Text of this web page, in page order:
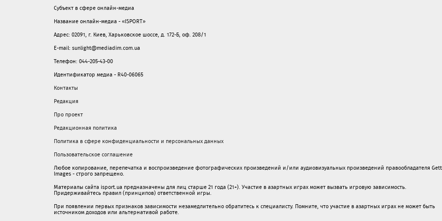
Субъект в сфере онлайн-медиа
Название онлайн-медиа - «ISPORT»
Адрес: 02091, г. Киев, Харьковское шоссе, д. 172-Б, оф. 208/1
E-mail: sunlight@mediadim.com.ua
Телефон: 044-205-43-00
Идентификатор медиа - R40-06065
Контакты
Редакция
Про проект
Редакционная политика
Политика в сфере конфиденциальности и персональных данных
Пользовательское соглашение
Любое копирование, перепечатка и воспроизведение фотографических произведений и/или аудиовизуальных произведений правообладателя
Images - строго запрещено.
Материалы сайта isport.ua предназначены для лиц старше 21 года (21+). Участие в азартных играх может вызвать игровую зависимость.
Придерживайтесь правил (принципов) ответственной игры.
При появлении первых признаков зависимости незамедлительно обратитесь к специалисту. Помните, что участие в азартных играх не может быть
источником доходов или альтернативой работе.